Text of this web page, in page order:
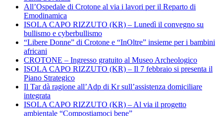
All’Ospedale di Crotone al via i lavori per il Reparto di
Emodinamica
ISOLA CAPO RIZZUTO (KR) – Lunedì il convegno su
bullismo e cyberbullismo
“Libere Donne” di Crotone e “InOltre” insieme per i bambini
africani
CROTONE – Ingresso gratuito al Museo Archeologico
ISOLA CAPO RIZZUTO (KR) – Il 7 febbraio si presenta il
Piano Strategico
Il Tar dà ragione all’Adp di Kr sull’assistenza domiciliare
integrata
ISOLA CAPO RIZZUTO (KR) – Al via il progetto
ambientale “Compostiamoci bene”